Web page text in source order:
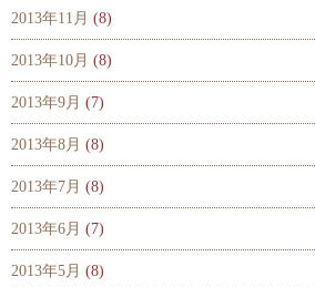
2013年11月 (8)
2013年10月 (8)
2013年9月 (7)
2013年8月 (8)
2013年7月 (8)
2013年6月 (7)
2013年5月 (8)